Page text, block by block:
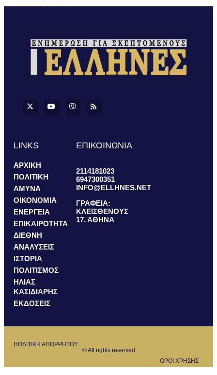
LINKS
ΑΡΧΙΚΗ
ΠΟΛΙΤΙΚΗ
ΑΜΥΝΑ
ΟΙΚΟΝΟΜΙΑ
ΕΝΕΡΓΕΙΑ
ΕΠΙΚΑΙΡΟΤΗΤΑ
ΔΙΕΘΝΗ
ΑΝΑΛΥΣΕΙΣ
ΙΣΤΟΡΙΑ
ΠΟΛΙΤΙΣΜΟΣ
ΗΛΙΑΣ
ΚΑΣΙΔΙΑΡΗΣ
ΕΚΔΟΣΕΙΣ
ΕΠΙΚΟΙΝΩΝΙΑ
2114181023
6947300351
INFO@ELLHNES.NET
ΓΡΑΦΕΙΑ:
ΚΛΕΙΣΘΕΝΟΥΣ
17, ΑΘΗΝΑ
ΠΟΛΙΤΙΚΗ ΑΠΟΡΡΗΤΟΥ
© All rights reserved
ΟΡΟΙ ΧΡΗΣΗΣ